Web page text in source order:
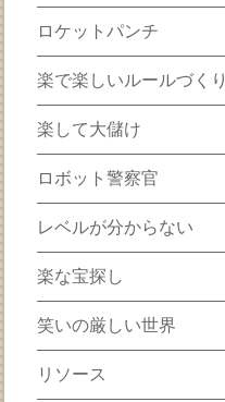
ロケットパンチ
楽で楽しいルールづくり
楽して大儲け
ロボット警察官
レベルが分からない
楽な宝探し
笑いの厳しい世界
リソース